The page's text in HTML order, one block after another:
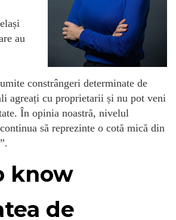
au
constrângeri determinate de
agreați cu proprietarii și nu pot veni
În opinia noastră, nivelul
să reprezinte o cotă mică din
know
de